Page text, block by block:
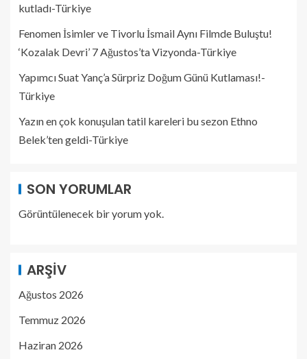
kutladı-Türkiye
Fenomen İsimler ve Tivorlu İsmail Aynı Filmde Buluştu!
‘Kozalak Devri’ 7 Ağustos’ta Vizyonda-Türkiye
Yapımcı Suat Yanç’a Sürpriz Doğum Günü Kutlaması!-
Türkiye
Yazın en çok konuşulan tatil kareleri bu sezon Ethno
Belek’ten geldi-Türkiye
SON YORUMLAR
Görüntülenecek bir yorum yok.
ARŞIV
Ağustos 2026
Temmuz 2026
Haziran 2026